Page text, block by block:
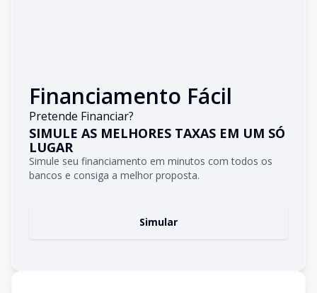
Financiamento Fácil
Pretende Financiar?
SIMULE AS MELHORES TAXAS EM UM SÓ
LUGAR
Simule seu financiamento em minutos com todos os
bancos e consiga a melhor proposta.
Simular